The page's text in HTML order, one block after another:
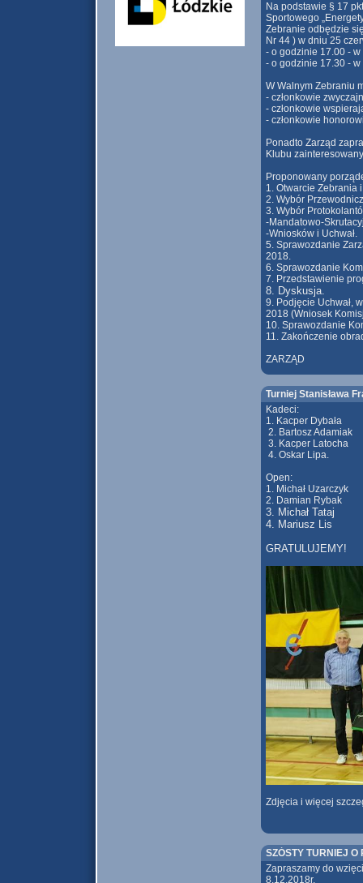
Na podstawie § 17
Sportowego
Zebranie odbędzie
Nr 44 ) w dniu 25
- o godzinie 17.00 -
- o godzinie 17.30 -
W Walnym Zebraniu
- członkowie
- członkowie
- członkowie
Ponadto Zarząd
Klubu
Proponowany
1. Otwarcie Zebrania
2. Wybór
3. Wybór
-Mandatowo-
-Wniosków i Uchwał.
5. Sprawozdanie
2018.
6. Sprawozdanie
7. Przedstawienie
8. Dyskusja.
9. Podjęcie Uchwał,
2018 (Wniosek
10. Sprawozdanie
11. Zakończenie
ZARZĄD
Turniej Stanisława
Kadeci:
1. Kacper Dybała
2. Bartosz Adamiak
3. Kacper Latocha
4. Oskar Lipa.
Open:
1. Michał Uzarczyk
2. Damian Rybak
3. Michał Tataj
4. Mariusz Lis
GRATULUJEMY!
Zdjęcia i więcej
SZÓSTY TURNIEJ
Zapraszamy do
8.12.2018r.